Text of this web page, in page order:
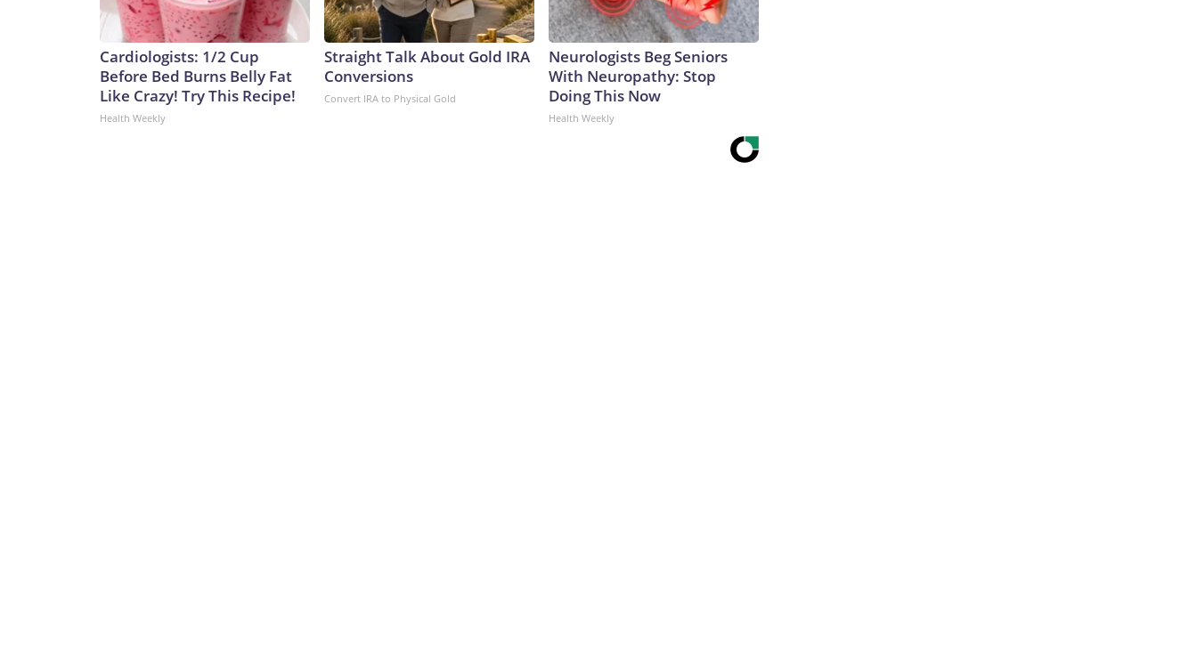
Cardiologists: 1/2 Cup
Before Bed Burns Belly Fat
Like Crazy! Try This Recipe!
Health Weekly
Straight Talk About Gold IRA
Conversions
Convert IRA to Physical Gold
Neurologists Beg Seniors
With Neuropathy: Stop
Doing This Now
Health Weekly